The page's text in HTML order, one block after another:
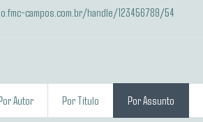
campos.com.br/handle/123456789/54
Autor Por Título Por Assunto